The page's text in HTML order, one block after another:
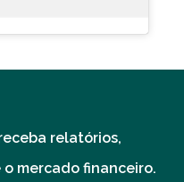
relatórios,
mercado financeiro.